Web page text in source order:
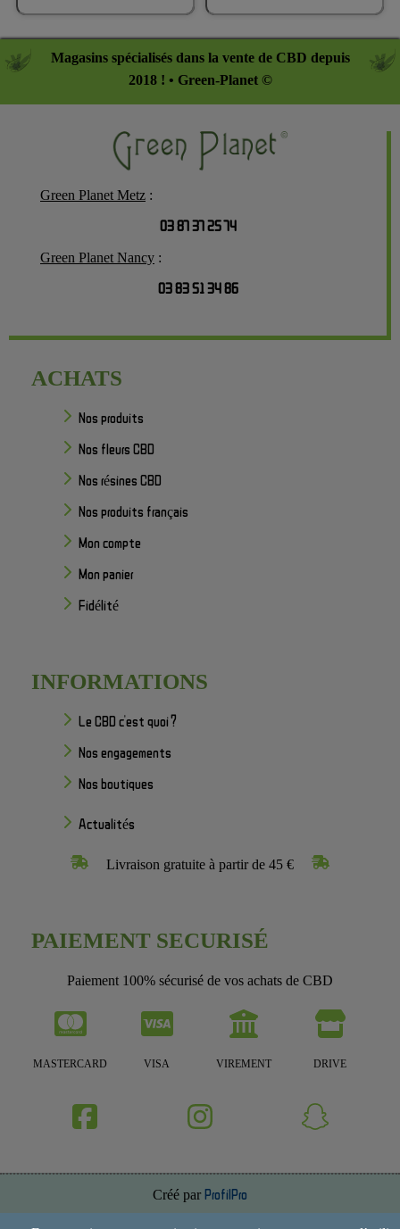
Magasins spécialisés dans la vente de CBD depuis
2018 ! • Green-Planet ©
Green Planet Metz :
03 87 37 25 74
Green Planet Nancy :
03 83 51 34 86
ACHATS
Nos produits
Nos fleurs CBD
Nos résines CBD
Nos produits français
Mon compte
Mon panier
Fidélité
INFORMATIONS
Le CBD c'est quoi ?
Nos engagements
Nos boutiques
Actualités
Livraison gratuite à partir de 45 €
PAIEMENT SECURISÉ
Paiement 100% sécurisé de vos achats de CBD
MASTERCARD VISA VIREMENT DRIVE
Créé par ProfilPro
Annuaire de site